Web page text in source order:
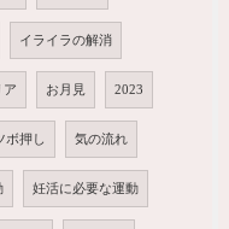
イライラの解消
ア お月見 2023
ボ押し 気の流れ
妊活に必要な運動